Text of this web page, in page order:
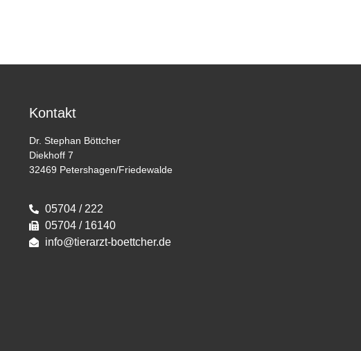
Kontakt
Dr. Stephan Böttcher
Diekhoff 7
32469 Petershagen/Friedewalde
05704 / 222
05704 / 16140
info@tierarzt-boettcher.de